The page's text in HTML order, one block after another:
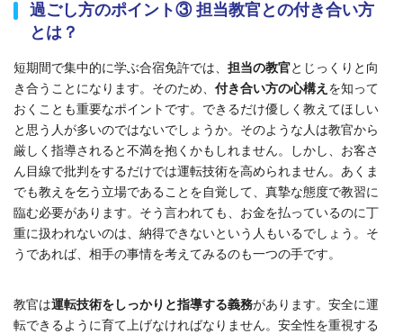
過ごし方のポイント③ 担当教官との付き合い方
とは？
短期間で集中的に学ぶ合宿免許では、 担当の教官とじっくりと向
き合うことになります。そのため、 付き合い方の心構え を知って
おくことも重要なポイントです。できるだけ優しく教えてほしい
と思う人が多いのではないでしょうか。そのような人は教官から
厳しく指導されると不満を抱くかもしれません。しかし、お客さ
ん目線で批判をするだけでは運転技術を高められません。あくま
でも教えを乞う立場であることを自覚して、真摯な態度で教習に
臨む必要があります。そう言われても、お金を払っているのに丁
重に扱われないのは、納得できないという人もいるでしょう。 そ
うであれば、相手の事情を考えてみるのも一つの手です。
教官は運転技術をしっかりと指導する義務があります。安全に運
転できるように育て上げなければなりません。安全性を重視する